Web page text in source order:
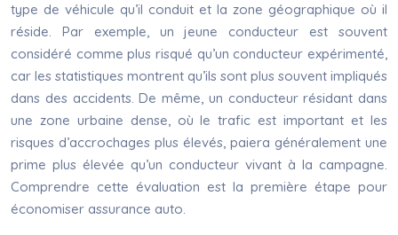
type de véhicule qu’il conduit et la zone géographique où il
réside. Par exemple, un jeune conducteur est souvent
considéré comme plus risqué qu’un conducteur expérimenté,
car les statistiques montrent qu’ils sont plus souvent impliqués
dans des accidents. De même, un conducteur résidant dans
une zone urbaine dense, où le trafic est important et les
risques d’accrochages plus élevés, paiera généralement une
prime plus élevée qu’un conducteur vivant à la campagne.
Comprendre cette évaluation est la première étape pour
économiser assurance auto.